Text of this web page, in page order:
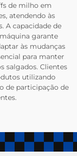
de milho em
atendendo às
A capacidade de
garante
às mudanças
para manter
salgados. Clientes
utilizando
de participação de